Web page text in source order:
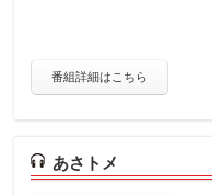
番組詳細はこちら
あさトメ